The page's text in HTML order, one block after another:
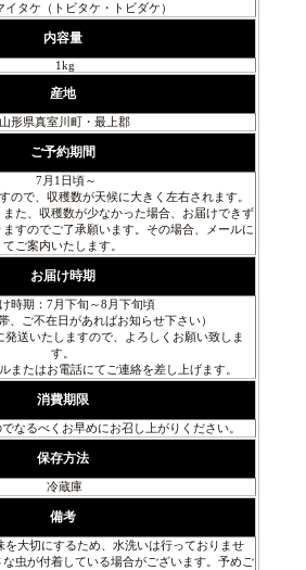
イタケ（トビタケ・トビダケ）
内容量
1kg
産地
山形県真室川町・最上郡
ご予約期間
7月1日頃～
ので、収穫数が天候に大きく左右されます。
た、収穫数が少なかった場合、お届けできず
すのでご了承願います。その場合、メールに
てご案内いたします。
お届け時期
時期：7月下旬～8月下旬頃
、ご不在日があればお知らせ下さい）
発送いたしますので、よろしくお願い致しま
す。
またはお電話にてご連絡を差し上げます。
消費期限
なるべくお早めにお召し上がりください。
保存方法
冷蔵庫
備考
を大切にするため、水洗いは行っておりませ
虫が付着している場合がございます。予めご